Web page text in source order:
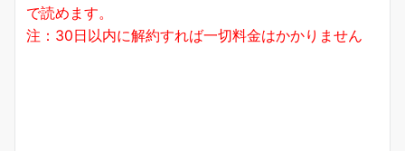
で読めます。
注：30日以内に解約すれば一切料金はかかりません